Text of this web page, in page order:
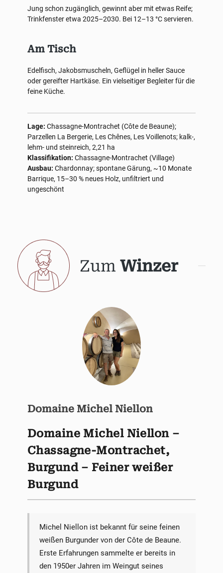
Jung schon zugänglich, gewinnt aber mit etwas Reife;
Trinkfenster etwa 2025–2030. Bei 12–13 °C servieren.
Am Tisch
Edelfisch, Jakobsmuscheln, Geflügel in heller Sauce
oder gereifter Hartkäse. Ein vielseitiger Begleiter für die
feine Küche.
Lage: Chassagne-Montrachet (Côte de Beaune);
Parzellen La Bergerie, Les Chênes, Les Voillenots; kalk-,
lehm- und steinreich, 2,21 ha
Klassifikation: Chassagne-Montrachet (Village)
Ausbau: Chardonnay; spontane Gärung, ~10 Monate
Barrique, 15–30 % neues Holz, unfiltriert und
ungeschönt
Zum Winzer
Domaine Michel Niellon
Domaine Michel Niellon –
Chassagne-Montrachet,
Burgund – Feiner weißer
Burgund
Michel Niellon ist bekannt für seine feinen
weißen Burgunder von der Côte de Beaune.
Erste Erfahrungen sammelte er bereits in
den 1950er Jahren im Weingut seines